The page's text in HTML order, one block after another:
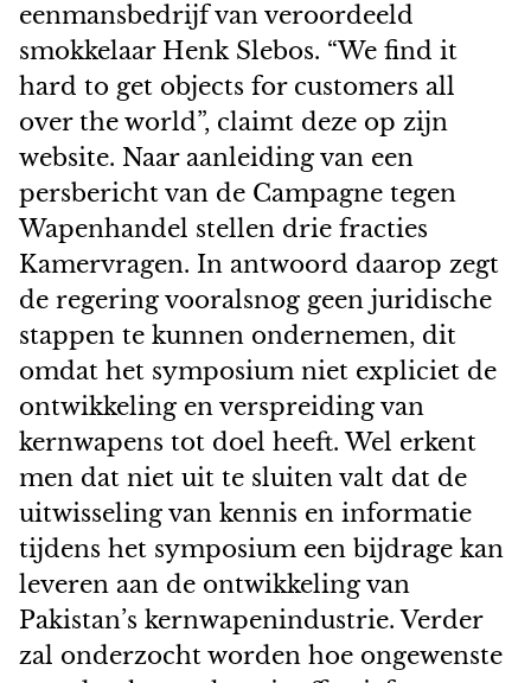
eenmansbedrijf van veroordeeld
smokkelaar Henk Slebos. “We find it
hard to get objects for customers all
over the world”, claimt deze op zijn
website. Naar aanleiding van een
persbericht van de Campagne tegen
Wapenhandel stellen drie fracties
Kamervragen. In antwoord daarop zegt
de regering vooralsnog geen juridische
stappen te kunnen ondernemen, dit
omdat het symposium niet expliciet de
ontwikkeling en verspreiding van
kernwapens tot doel heeft. Wel erkent
men dat niet uit te sluiten valt dat de
uitwisseling van kennis en informatie
tijdens het symposium een bijdrage kan
leveren aan de ontwikkeling van
Pakistan’s kernwapenindustrie. Verder
zal onderzocht worden hoe ongewenste